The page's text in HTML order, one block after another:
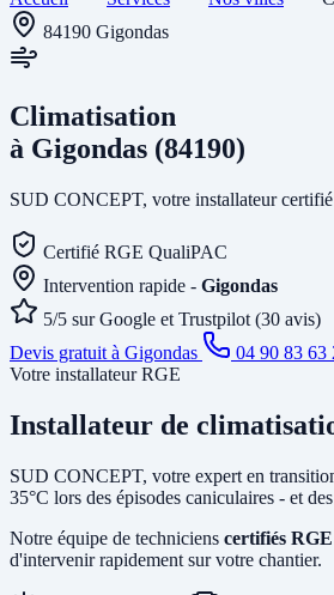
84190 Gigondas
Climatisation
à Gigondas (84190)
SUD CONCEPT, votre installateur certifié
Certifié RGE QualiPAC
Intervention rapide - Gigondas
5/5 sur Google et Trustpilot (30 avis)
Devis gratuit à Gigondas
04 90 83 63
Votre installateur RGE
Installateur de
SUD CONCEPT, votre expert en
35°C lors des épisodes caniculaires - et
Notre équipe de techniciens certifiés
d'intervenir rapidement sur votre chantier.